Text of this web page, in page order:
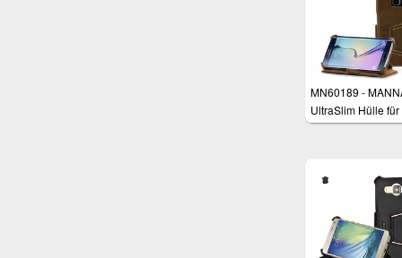
MN60189 -
UltraSlim Hülle für
Samsung Galaxy